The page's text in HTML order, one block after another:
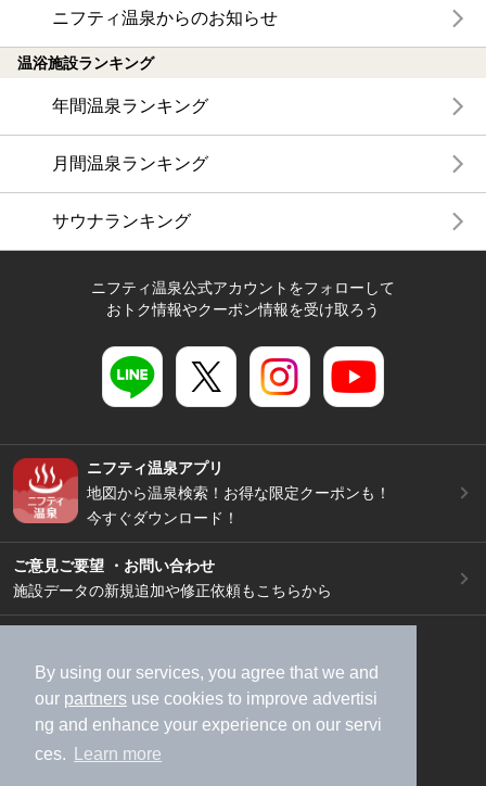
By using our services, you agree that we and
our partners use cookies to improve advertisi
ng and enhance your experience on our servi
ces.
Learn more
ニフティ温泉からのお知らせ
温浴施設ランキング
年間温泉ランキング
月間温泉ランキング
サウナランキング
ニフティ温泉公式アカウントをフォローして
おトク情報やクーポン情報を受け取ろう
ニフティ温泉アプリ
地図から温泉検索！お得な限定クーポンも！
今すぐダウンロード！
ご意見ご要望 ・お問い合わせ
施設データの新規追加や修正依頼もこちらから
加盟店募集（資料請求）
広告出稿のご案内
利用規約
ライフスタイルMEMBERS+規約
特定商取引法に基づく表記
ヘルプ
採用情報
運営会社